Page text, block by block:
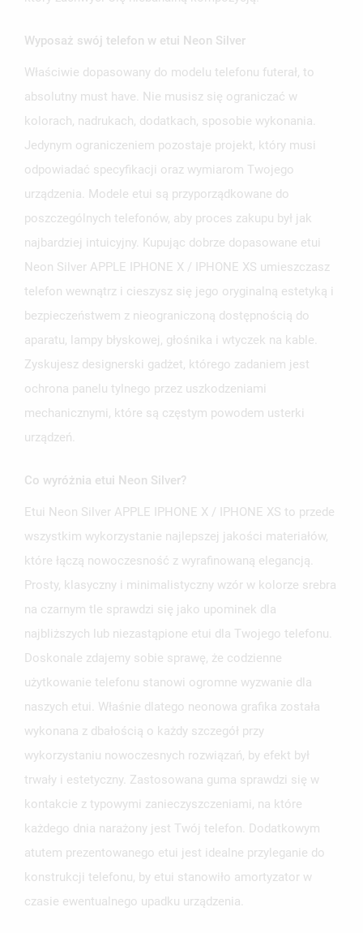
Wyposaż swój telefon w etui Neon Silver
Właściwie dopasowany do modelu telefonu futerał, to
absolutny must have. Nie musisz się ograniczać w
kolorach, nadrukach, dodatkach, sposobie wykonania.
Jedynym ograniczeniem pozostaje projekt, który musi
odpowiadać specyfikacji oraz wymiarom Twojego
urządzenia. Modele etui są przyporządkowane do
poszczególnych telefonów, aby proces zakupu był jak
najbardziej intuicyjny. Kupując dobrze dopasowane etui
Neon Silver APPLE IPHONE X / IPHONE XS umieszczasz
telefon wewnątrz i cieszysz się jego oryginalną estetyką i
bezpieczeństwem z nieograniczoną dostępnością do
aparatu, lampy błyskowej, głośnika i wtyczek na kable.
Zyskujesz designerski gadżet, którego zadaniem jest
ochrona panelu tylnego przez uszkodzeniami
mechanicznymi, które są częstym powodem usterki
urządzeń.
Co wyróżnia etui Neon Silver?
Etui Neon Silver APPLE IPHONE X / IPHONE XS to przede
wszystkim wykorzystanie najlepszej jakości materiałów,
które łączą nowoczesność z wyrafinowaną elegancją.
Prosty, klasyczny i minimalistyczny wzór w kolorze srebra
na czarnym tle sprawdzi się jako upominek dla
najbliższych lub niezastąpione etui dla Twojego telefonu.
Doskonale zdajemy sobie sprawę, że codzienne
użytkowanie telefonu stanowi ogromne wyzwanie dla
naszych etui. Właśnie dlatego neonowa grafika została
wykonana z dbałością o każdy szczegół przy
wykorzystaniu nowoczesnych rozwiązań, by efekt był
trwały i estetyczny. Zastosowana guma sprawdzi się w
kontakcie z typowymi zanieczyszczeniami, na które
każdego dnia narażony jest Twój telefon. Dodatkowym
atutem prezentowanego etui jest idealne przyleganie do
konstrukcji telefonu, by etui stanowiło amortyzator w
czasie ewentualnego upadku urządzenia.
MOJE LISTY ŻYCZEŃ
add_circle_outlineUTWÓRZ NOWĄ LISTĘ
UTWÓRZ LISTĘ ŻYCZEŃ
NAZWA LISTY ŻYCZEŃ
ZALOGUJ SIĘ
MUSISZ BYĆ ZALOGOWANY BY ZAPISAĆ PRODUKTY NA
SWOJEJ LIŚCIE ŻYCZEŃ.
ANULUJ ZALOGUJ SIĘ